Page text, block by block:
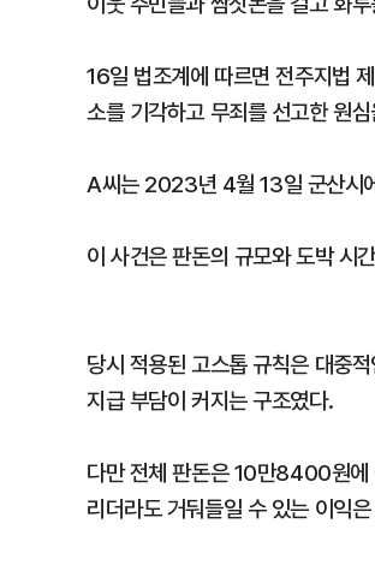
16일 법조계에 따르면 전주지법
소를 기각하고 무죄를 선고한 원
A씨는 2023년 4월 13일 군산시
이 사건은 판돈의 규모와 도박 시
당시 적용된 고스톱 규칙은 대중
지급 부담이 커지는 구조였다.
다만 전체 판돈은 10만8400원에
리더라도 거둬들일 수 있는 이익